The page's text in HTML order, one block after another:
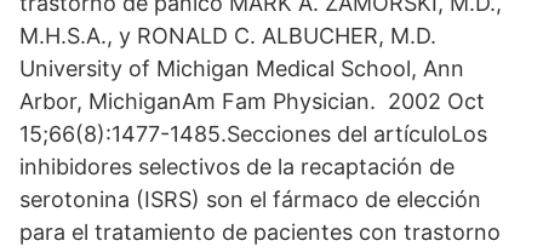
M.H.S.A., y RONALD C. ALBUCHER, M.D.
University of Michigan Medical School, Ann
Arbor, MichiganAm Fam Physician. 2002 Oct
15;66(8):1477-1485.Secciones del artículoLos
inhibidores selectivos de la recaptación de
serotonina (ISRS) son el fármaco de elección
para el tratamiento de pacientes con trastorno